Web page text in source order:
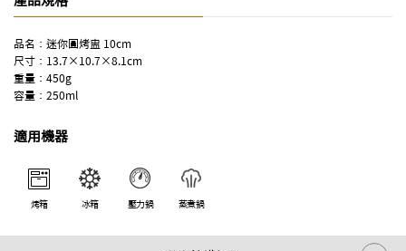
品名：迷你圓烤盅 10cm
尺寸：13.7×10.7×8.1cm
重量：450g
容量：250ml
適用機器
烤箱 冰箱 壓力鍋 蒸煮鍋